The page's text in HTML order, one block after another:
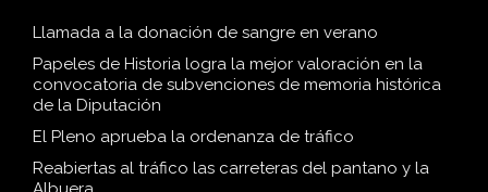
Llamada a la donación de sangre en verano
Papeles de Historia logra la mejor valoración en la
convocatoria de subvenciones de memoria histórica
de la Diputación
El Pleno aprueba la ordenanza de tráfico
Reabiertas al tráfico las carreteras del pantano y la